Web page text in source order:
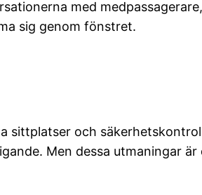
med
sig genom fönstret.
och
Men dessa utmaningar